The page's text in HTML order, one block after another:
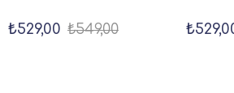
₺529,00 ₺549,00